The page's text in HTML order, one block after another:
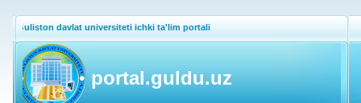
Guliston davlat universiteti ichki ta'lim portali
portal.guldu.uz